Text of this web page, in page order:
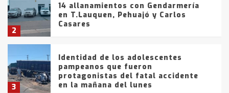
2
14 allanamientos con Gendarmería
en T.Lauquen, Pehuajó y Carlos
Casares
3
Identidad de los adolescentes
pampeanos que fueron
protagonistas del fatal accidente
en la mañana del lunes